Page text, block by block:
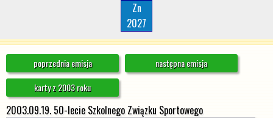
Zn
2027
poprzednia emisja
następna emisja
karty z 2003 roku
2003.09.19. 50-lecie Szkolnego Związku Sportowego